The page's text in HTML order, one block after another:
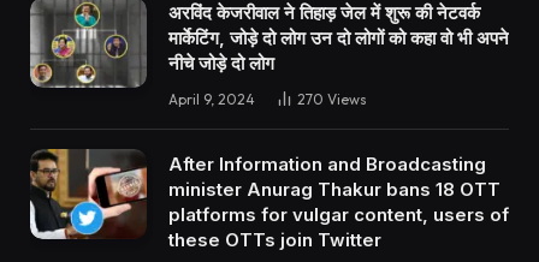
अरविंद केजरीवाल ने तिहाड़ जेल में शुरू की नेटवर्क
मार्केटिंग, जोड़े दो लोग उन दो लोगों को कहा वो भी अपने
नीचे जोड़े दो लोग
April 9, 2024 270 Views
After Information and Broadcasting
minister Anurag Thakur bans 18 OTT
platforms for vulgar content, users of
these OTTs join Twitter